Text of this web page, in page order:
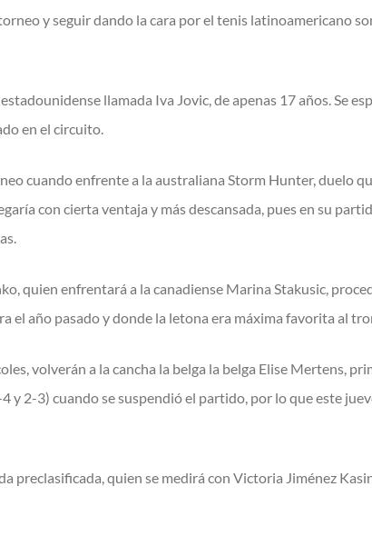
y seguir dando la cara por el tenis latinoamericano
llamada Iva Jovic, de apenas 17 años. Se
en el circuito.
cuando enfrente a la australiana Storm Hunter, duelo
con cierta ventaja y más descansada, pues en su
quien enfrentará a la canadiense Marina Stakusic,
el año pasado y donde la letona era máxima favorita al
volverán a la cancha la belga la belga Elise Mertens,
y 2-3) cuando se suspendió el partido, por lo que este
preclasificada, quien se medirá con Victoria Jiménez